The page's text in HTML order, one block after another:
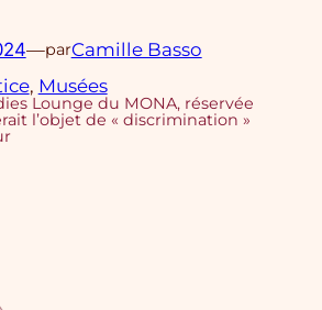
—parCamille Basso
, Musées
Lounge du MONA, réservée
l’objet de « discrimination »